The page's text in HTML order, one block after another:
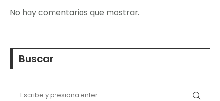
No hay comentarios que mostrar.
Buscar